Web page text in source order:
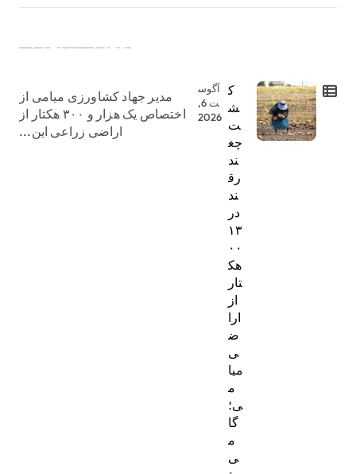
جدیدترین اخبار:
ک
ش
ت
چغ
ند
رق
ند
در
۱۳
۰۰
هک
تار
از
ارا
ض
ی
میا
م
ی؛
گا
م
ی
آگوس
ت 6,
2026
مدیر جهاد کشاورزی میامی از
اختصاص یک هزار و ۳۰۰ هکتار از
اراضی زراعی این...